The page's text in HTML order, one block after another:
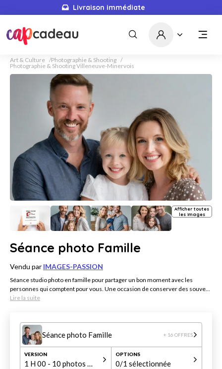
Livraison immédiate
Art & Culture
Photographie & Shooting
Photographie & Shooting Villeneuve-Minervois
Afficher toutes
les images
Séance photo Famille
Vendu par IMAGES-PASSION
Séance studio photo en famille pour partager un bon moment avec les
personnes qui comptent pour vous. Une occasion de conserver des souve...
Lire la suite
Séance photo Famille + 16 OFFRES
VERSION
1 H 00 - 10 photos HD
OPTIONS
0/1 sélectionnée